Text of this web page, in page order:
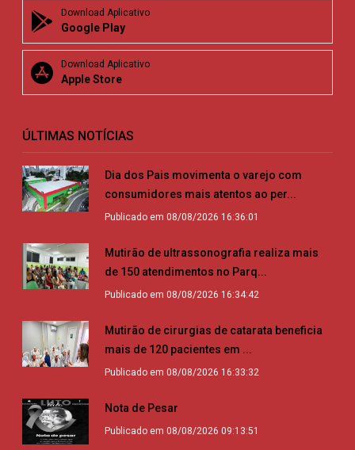
Download Aplicativo
Google Play
Download Aplicativo
Apple Store
ÚLTIMAS NOTÍCIAS
Dia dos Pais movimenta o varejo com
consumidores mais atentos ao per...
Publicado em 08/08/2026 16:36:01
Mutirão de ultrassonografia realiza mais
de 150 atendimentos no Parq...
Publicado em 08/08/2026 16:34:42
Mutirão de cirurgias de catarata beneficia
mais de 120 pacientes em ...
Publicado em 08/08/2026 16:33:32
Nota de Pesar
Publicado em 08/08/2026 09:13:51